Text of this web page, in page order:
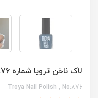
لاک ناخن ترویا شماره 876
Troya Nail Polish , No:876